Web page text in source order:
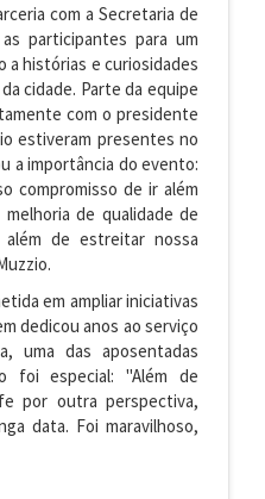
com a Secretaria de
participantes para um
a histórias e curiosidades
cidade. Parte da equipe
com o presidente
estiveram presentes no
a importância do evento:
compromisso de ir além
de qualidade de
de estreitar nossa
em ampliar iniciativas
dedicou anos ao serviço
uma das aposentadas
foi especial: "Além de
por outra perspectiva,
data. Foi maravilhoso,